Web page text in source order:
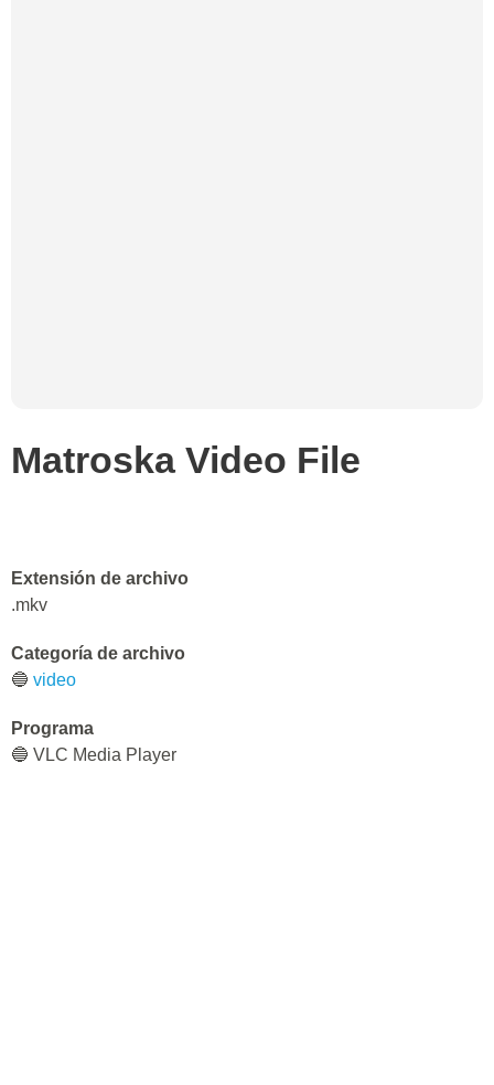
Matroska Video File
Extensión de archivo
.mkv
Categoría de archivo
🔵 video
Programa
🔵 VLC Media Player